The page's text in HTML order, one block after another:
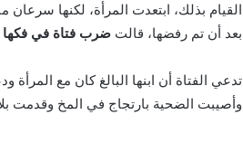
القيام بذلك، ابتعدت المرأة، لكنها
بعد أن تم رفضها، قالت ضرب فتاة في فكها
تدعي الفتاة أن ابنها البالغ كان مع المرأة
وأصيبت الضحية بارتجاج في المخ وقدمت